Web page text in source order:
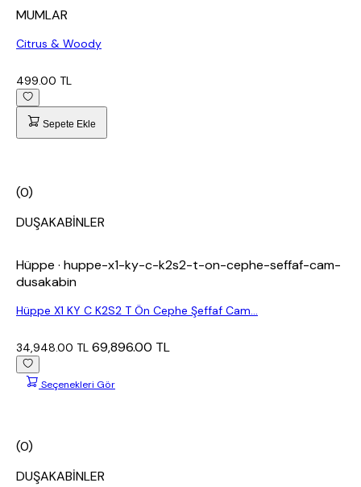
MUMLAR
Citrus & Woody
499.00 TL
Sepete Ekle
(0)
DUŞAKABİNLER
Hüppe · huppe-x1-ky-c-k2s2-t-on-cephe-seffaf-cam-
dusakabin
Hüppe X1 KY C K2S2 T Ön Cephe Şeffaf Cam...
34,948.00 TL 69,896.00 TL
Seçenekleri Gör
(0)
DUŞAKABİNLER